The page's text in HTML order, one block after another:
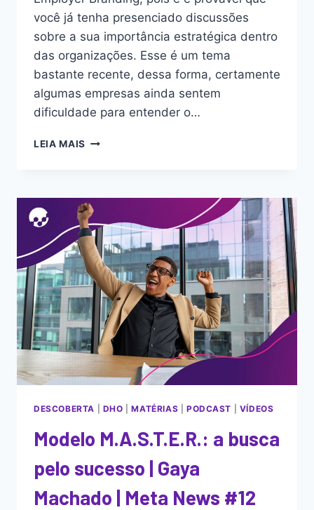
você já tenha presenciado discussões
sobre a sua importância estratégica dentro
das organizações. Esse é um tema
bastante recente, dessa forma, certamente
algumas empresas ainda sentem
dificuldade para entender o…
LEIA MAIS
DESCOBERTA DHO |MATÉRIAS PODCAST VÍDEOS
Modelo M.A.S.T.E.R.: a busca
pelo sucesso | Gaya
Machado | Meta News #12